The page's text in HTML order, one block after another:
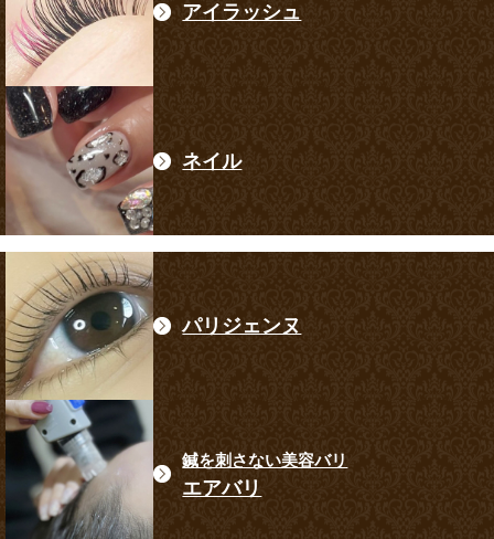
アイラッシュ
ネイル
パリジェンヌ
鍼を刺さない美容バリ
エアバリ